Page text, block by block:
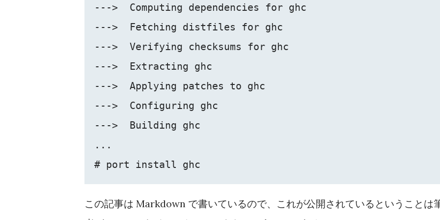
--->  Computing dependencies for ghc
--->  Fetching distfiles for ghc
--->  Verifying checksums for ghc
--->  Extracting ghc
--->  Applying patches to ghc
--->  Configuring ghc
--->  Building ghc
...
# port install ghc
この記事は Markdown で書いているので、これが公開されているということは